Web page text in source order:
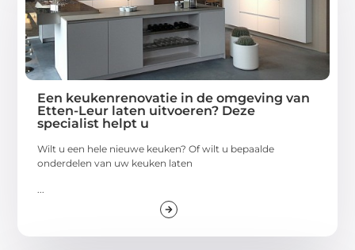
Een keukenrenovatie in de omgeving van
Etten-Leur laten uitvoeren? Deze
specialist helpt u
Wilt u een hele nieuwe keuken? Of wilt u bepaalde
onderdelen van uw keuken laten